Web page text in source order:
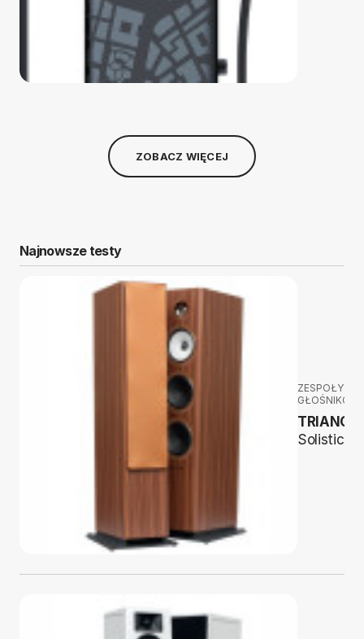
ZOBACZ WIĘCEJ
Najnowsze testy
ZESPOŁY
Solistice 8